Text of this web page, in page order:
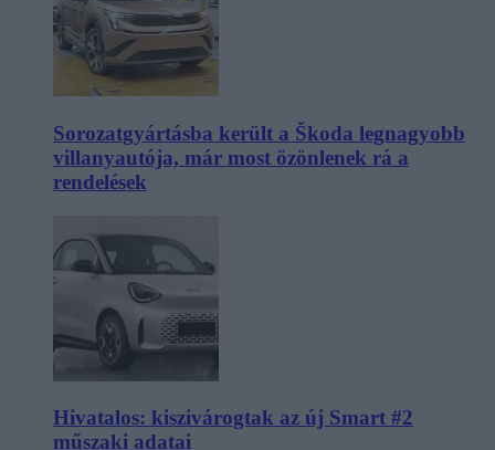
Sorozatgyártásba került a Škoda legnagyobb
villanyautója, már most özönlenek rá a
rendelések
Hivatalos: kiszivárogtak az új Smart #2
műszaki adatai